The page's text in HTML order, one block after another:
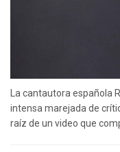
La cantautora española
intensa marejada de
raíz de un video que